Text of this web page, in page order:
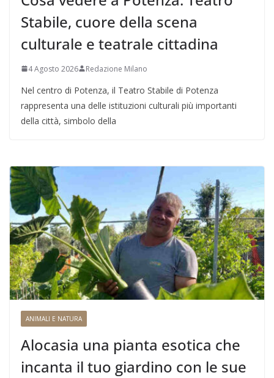
Stabile, cuore della scena
culturale e teatrale cittadina
4 Agosto 2026 Redazione Milano
Nel centro di Potenza, il Teatro Stabile di Potenza
rappresenta una delle istituzioni culturali più importanti
della città, simbolo della
ANIMALI E NATURA
Alocasia una pianta esotica che
incanta il tuo giardino con le sue